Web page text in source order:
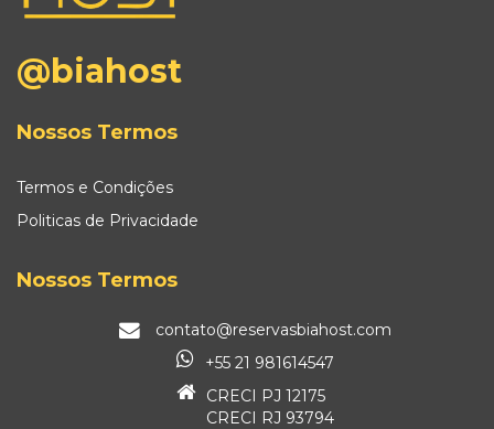
@biahost
Nossos Termos
Termos e Condições
Politicas de Privacidade
Nossos Termos
contato@reservasbiahost.com
+55 21 981614547
CRECI PJ 12175
CRECI RJ 93794